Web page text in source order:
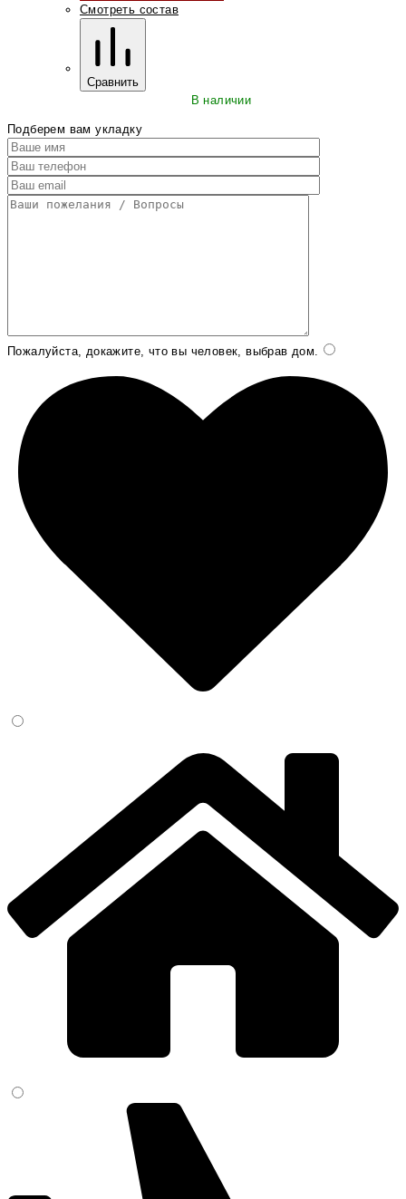
Смотреть состав
Сравнить
В наличии
Подберем вам укладку
Пожалуйста, докажите, что вы человек, выбрав дом.